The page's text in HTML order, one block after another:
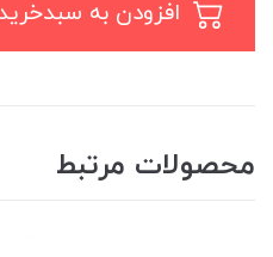
محصولات مرتبط